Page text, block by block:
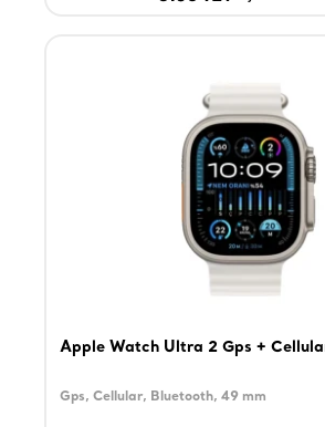
Apple Watch Ultra 2 Gps +
Gps, Cellular, Bluetooth, 49 mm